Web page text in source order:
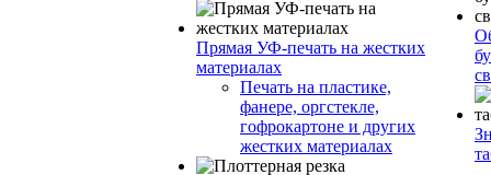
Прямая УФ-печать на жестких
материалах
Печать на пластике,
фанере, оргстекле,
гофрокартоне и других
жестких материалах